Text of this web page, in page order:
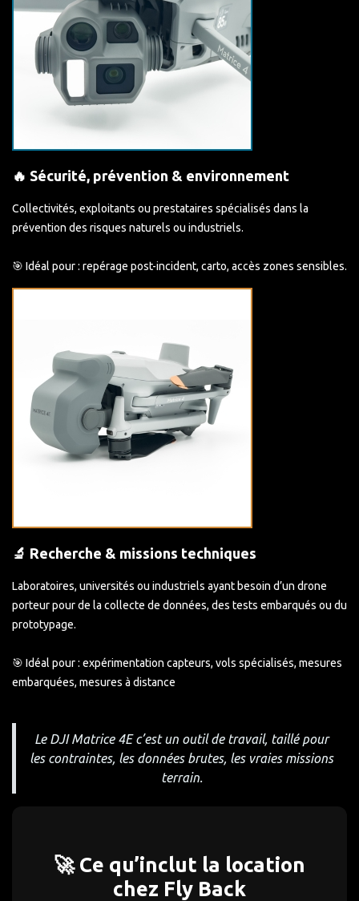
🔥 Sécurité, prévention & environnement
Collectivités, exploitants ou prestataires spécialisés dans la
prévention des risques naturels ou industriels.
🎯 Idéal pour : repérage post-incident, carto, accès zones sensibles.
🔬 Recherche & missions techniques
Laboratoires, universités ou industriels ayant besoin d’un drone
porteur pour de la collecte de données, des tests embarqués ou du
prototypage.
🎯 Idéal pour : expérimentation capteurs, vols spécialisés, mesures
embarquées, mesures à distance
Le DJI Matrice 4E c’est un outil de travail, taillé pour
les contraintes, les données brutes, les vraies missions
terrain.
🚀 Ce qu’inclut la location
chez Fly Back